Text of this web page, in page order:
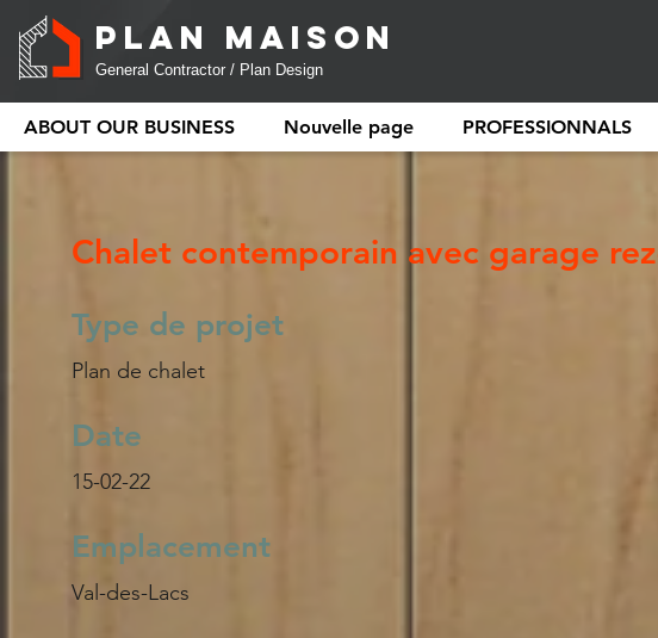
PLAN MAISON
General Contractor / Plan Design
ABOUT OUR BUSINESS Nouvelle page PROFESSIONNALS
Chalet contemporain avec garage
Type de projet
Plan de chalet
Date
15-02-22
Emplacement
Val-des-Lacs